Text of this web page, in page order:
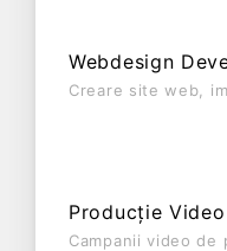
Webdesign
Creare site web,
Producție Video
Campanii video de